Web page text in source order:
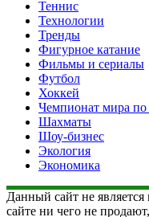
Теннис
Технологии
Тренды
Фигурное катание
Фильмы и сериалы
Футбол
Хоккей
Чемпионат мира по
Шахматы
Шоу-бизнес
Экология
Экономика
Данный сайт не
сайте ни чего не